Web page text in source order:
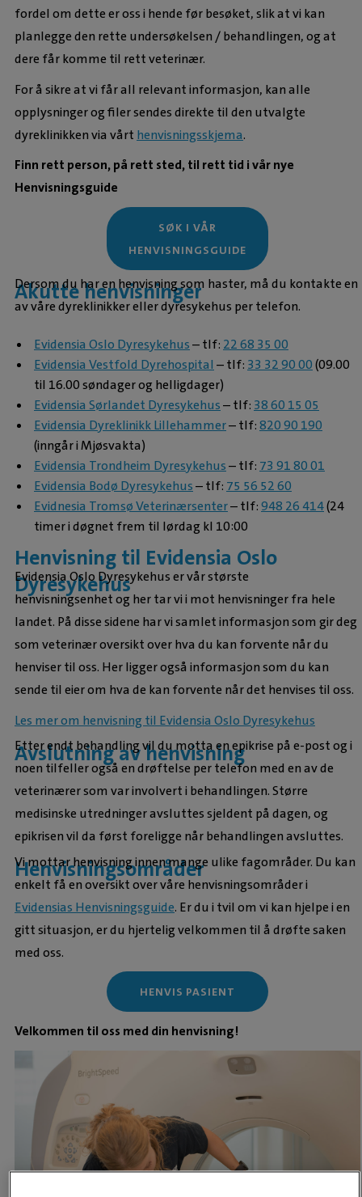
fordel om dette er oss i hende før besøket, slik at vi kan
planlegge den rette undersøkelsen / behandlingen, og at
dere får komme til rett veterinær.
For å sikre at vi får all relevant informasjon, kan alle
opplysninger og filer sendes direkte til den utvalgte
dyreklinikken via vårt henvisningsskjema.
Finn rett person, på rett sted, til rett tid i vår nye
Henvisningsguide
SØK I VÅR
HENVISNINGSGUIDE
Akutte henvisninger
Dersom du har en henvisning som haster, må du kontakte en
av våre dyreklinikker eller dyresykehus per telefon.
Evidensia Oslo Dyresykehus– tlf: 22 68 35 00
Evidensia Vestfold Dyrehospital – tlf: 33 32 90 00(09.00
til 16.00 søndager og helligdager)
Evidensia Sørlandet Dyresykehus– tlf: 38 60 15 05
Evidensia Dyreklinikk Lillehammer– tlf:820 90 190
(inngår i Mjøsvakta)
Evidensia Trondheim Dyresykehus– tlf: 73 91 80 01
Evidensia Bodø Dyresykehus– tlf: 75 56 52 60
Evidnesia Tromsø Veterinærsenter– tlf:948 26 414(24
timer i døgnet frem til lørdag kl 10:00
Henvisning til Evidensia Oslo
Dyresykehus
Evidensia Oslo Dyresykehus er vår største
henvisningsenhet og her tar vi i mot henvisninger fra hele
landet. På disse sidene har vi samlet informasjon som gir deg
som veterinær oversikt over hva du kan forvente når du
henviser til oss. Her ligger også informasjon som du kan
sende til eier om hva de kan forvente når det henvises til oss.
Les mer om henvisning til Evidensia Oslo Dyresykehus
Avslutning av henvisning
Etter endt behandling vil du motta en epikrise på e-post og i
noen tilfeller også en drøftelse per telefon med en av de
veterinærer som var involvert i behandlingen. Større
medisinske utredninger avsluttes sjeldent på dagen, og
epikrisen vil da først foreligge når behandlingen avsluttes.
Henvisningsområder
Vi mottar henvisning innen mange ulike fagområder. Du kan
enkelt få en oversikt over våre henvisningsområder i
Evidensias Henvisningsguide. Er du i tvil om vi kan hjelpe i en
gitt situasjon, er du hjertelig velkommen til å drøfte saken
med oss.
HENVIS PASIENT
Velkommen til oss med din henvisning!